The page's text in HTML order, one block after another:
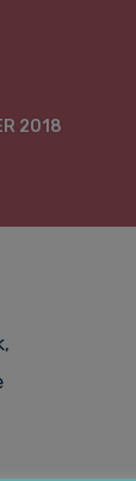
2018